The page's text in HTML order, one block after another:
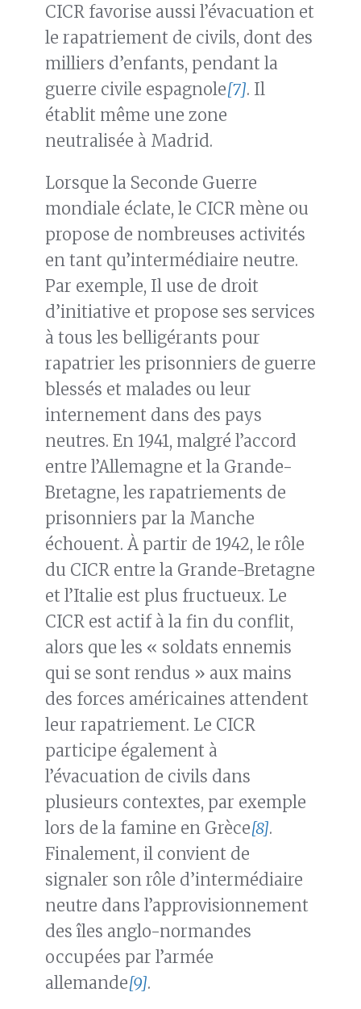
CICR favorise aussi l’évacuation et
le rapatriement de civils, dont des
milliers d’enfants, pendant la
guerre civile espagnole[7]. Il
établit même une zone
neutralisée à Madrid.
Lorsque la Seconde Guerre
mondiale éclate, le CICR mène ou
propose de nombreuses activités
en tant qu’intermédiaire neutre.
Par exemple, Il use de droit
d’initiative et propose ses services
à tous les belligérants pour
rapatrier les prisonniers de guerre
blessés et malades ou leur
internement dans des pays
neutres. En 1941, malgré l’accord
entre l’Allemagne et la Grande-
Bretagne, les rapatriements de
prisonniers par la Manche
échouent. À partir de 1942, le rôle
du CICR entre la Grande-Bretagne
et l’Italie est plus fructueux. Le
CICR est actif à la fin du conflit,
alors que les « soldats ennemis
qui se sont rendus » aux mains
des forces américaines attendent
leur rapatriement. Le CICR
participe également à
l’évacuation de civils dans
plusieurs contextes, par exemple
lors de la famine en Grèce[8].
Finalement, il convient de
signaler son rôle d’intermédiaire
neutre dans l’approvisionnement
des îles anglo-normandes
occupées par l’armée
allemande[9].